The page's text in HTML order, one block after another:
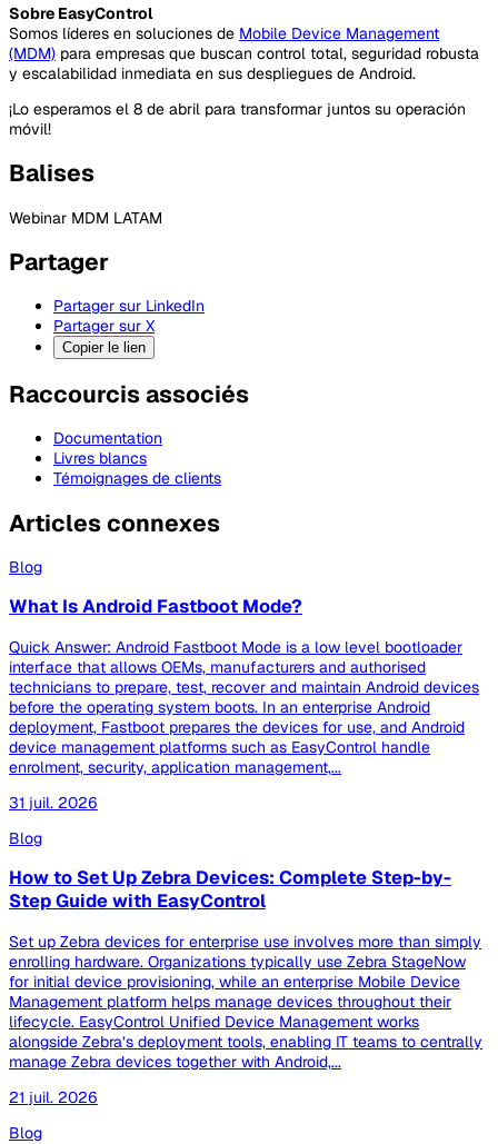
Sobre EasyControl
Somos líderes en soluciones de Mobile Device Management
(MDM) para empresas que buscan control total, seguridad robusta
y escalabilidad inmediata en sus despliegues de Android.
¡Lo esperamos el 8 de abril para transformar juntos su operación
móvil!
Balises
Webinar MDM LATAM
Partager
Partager sur LinkedIn
Partager sur X
Copier le lien
Raccourcis associés
Documentation
Livres blancs
Témoignages de clients
Articles connexes
Blog
What Is Android Fastboot Mode?
Quick Answer: Android Fastboot Mode is a low level bootloader
interface that allows OEMs, manufacturers and authorised
technicians to prepare, test, recover and maintain Android devices
before the operating system boots. In an enterprise Android
deployment, Fastboot prepares the devices for use, and Android
device management platforms such as EasyControl handle
enrolment, security, application management,...
31 juil. 2026
Blog
How to Set Up Zebra Devices: Complete Step-by-
Step Guide with EasyControl
Set up Zebra devices for enterprise use involves more than simply
enrolling hardware. Organizations typically use Zebra StageNow
for initial device provisioning, while an enterprise Mobile Device
Management platform helps manage devices throughout their
lifecycle. EasyControl Unified Device Management works
alongside Zebra’s deployment tools, enabling IT teams to centrally
manage Zebra devices together with Android,...
21 juil. 2026
Blog